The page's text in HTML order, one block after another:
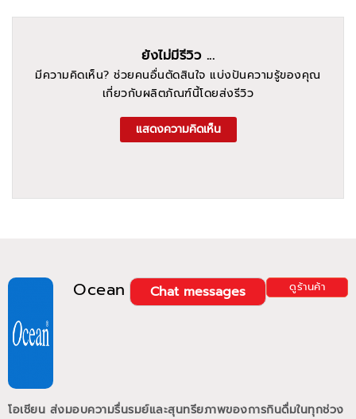
Ocean ดูร้านค้า
Chat messages
โอเชียน ส่งมอบความรื่นรมย์และสุนทรียภาพของการกินดื่มในทุกช่วง
ยังไม่มีรีวิว ...
มีความคิดเห็น? ช่วยคนอื่นตัดสินใจ แบ่งปันความรู้ของคุณ
เกี่ยวกับผลิตภัณฑ์นี้โดยส่งรีวิว
แสดงความคิดเห็น